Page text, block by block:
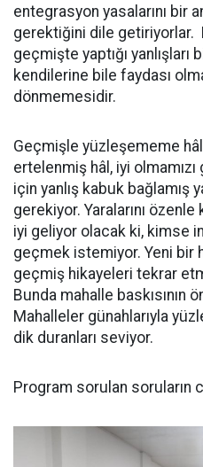
entegrasyon yasalarını bir
gerektiğini dile getiriyorlar.
geçmişte yaptığı yanlışları
kendilerine bile faydası
dönmemesidir.
Geçmişle yüzleşememe
ertelenmiş hâl, iyi
için yanlış kabuk bağlamış
gerekiyor. Yaralarını
iyi geliyor olacak ki, kimse
geçmek istemiyor. Yeni bir
geçmiş hikayeleri tekrar
Bunda mahalle baskısının
Mahalleler günahlarıyla
dik duranları seviyor.
Program sorulan soruların